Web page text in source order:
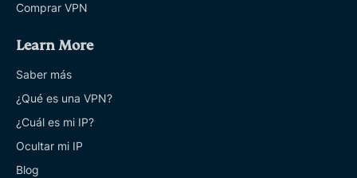
Comprar VPN
Learn More
Saber más
¿Qué es una VPN?
¿Cuál es mi IP?
Ocultar mi IP
Blog